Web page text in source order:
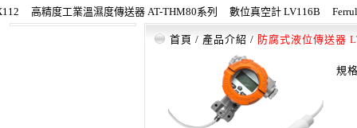
高精度工業溫濕度傳送器 AT-THM80系列 數位真空計 LV116B Ferrule
首頁 / 產品介紹 / 防腐式液位傳送器
規